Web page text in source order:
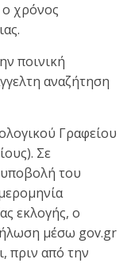
ο χρόνος
ποινική
αναζήτηση
Γραφείου
Σε
του
εκλογής, ο
μέσω gov.gr
πριν από την